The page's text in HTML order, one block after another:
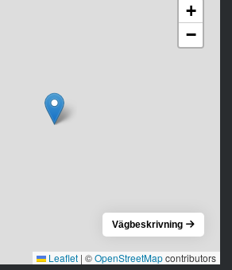
+
−
Leaflet | ©OpenStreetMapcontributors
Vägbeskrivning